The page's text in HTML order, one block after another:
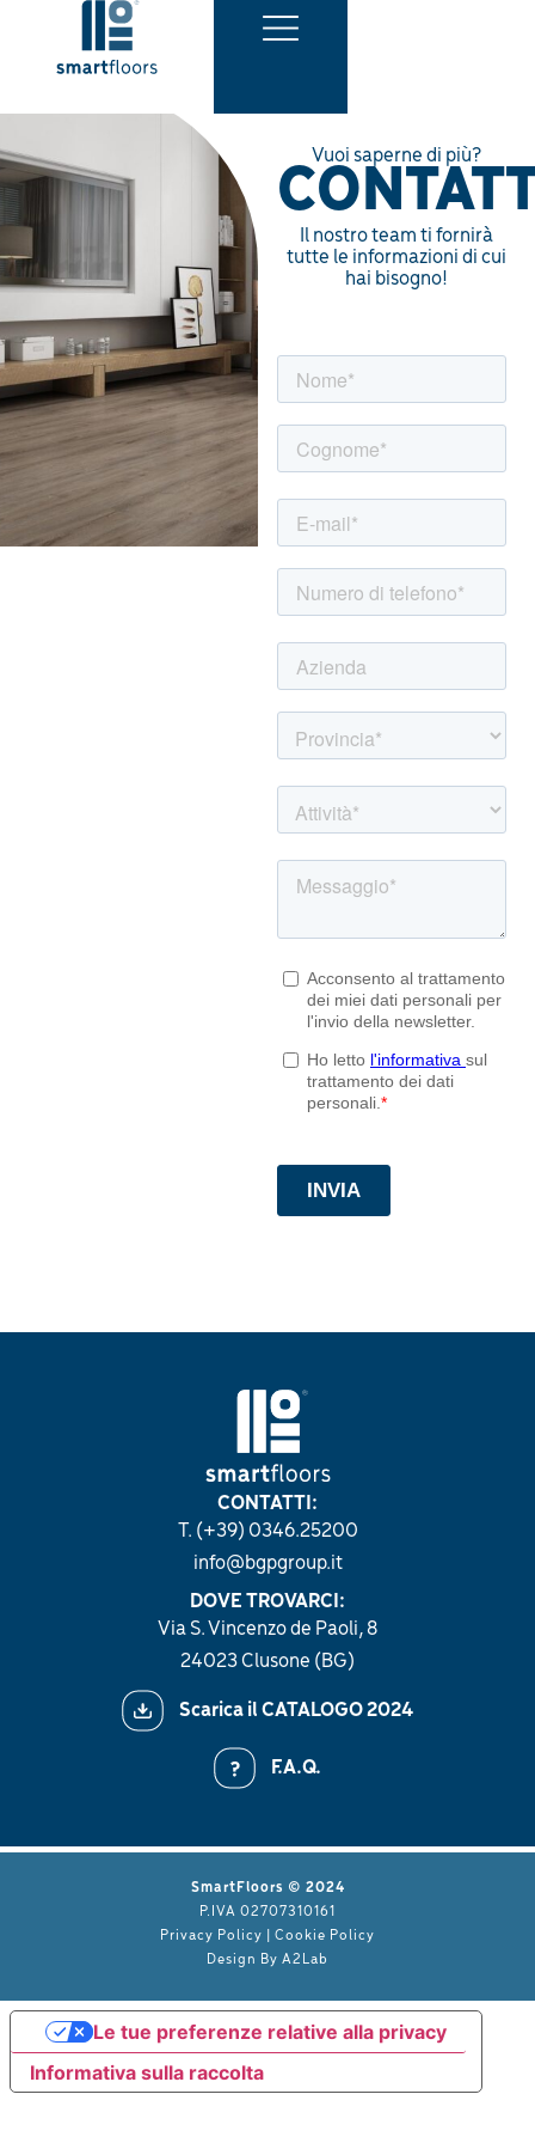
Battiscopa
Vuoi saperne di più?
Il nostro team ti fornirà
tutte le informazioni di cui
hai bisogno!
CONTATTI:
T. (+39) 0346.25200
info@bgpgroup.it
DOVE TROVARCI:
Via S. Vincenzo de Paoli, 8
24023 Clusone (BG)
Scarica il CATALOGO 2024
F.A.Q.
SmartFloors © 2024
P.IVA 02707310161
Privacy Policy
Cookie Policy
Design By A2Lab
Informativa sulla raccolta
Le tue preferenze relative alla privacy